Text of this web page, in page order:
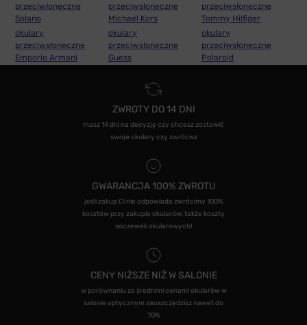
przeciwłoneczne
Solano
przeciwsłoneczne
Michael Kors
przeciwsłoneczne
Tommy Hilfiger
okulary
przeciwsłoneczne
Emporio Armani
okulary
przeciwsłoneczne
Guess
okulary
przeciwsłoneczne
Polaroid
ZWROTY DO 14 DNI
masz 14 dni na decyzję czy chcesz zostawić
swoje okulary czy zwrócisz
GWARANCJA 100% ZWROTU
jeśli zakup Ci nie odpowiada zwrócimy 100%
kosztów przy zakupie okularów, także koszty
soczewek okularowych!
CENY NIŻSZE NIŻ W SALONIE
w porównaniu ze średnimi cenami okularów w
salonie optycznym zaoszczędzisz nawet do
70%